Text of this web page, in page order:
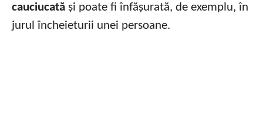
cauciucată și poate fi înfășurată, de exemplu, în
jurul încheieturii unei persoane.